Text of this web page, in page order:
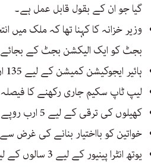
گیا جو ان کے بقول قابل عمل ہے۔
وزیر خزانہ کا کہنا تھا کہ ملک میں
بجٹ کو ایک الیکشن بجٹ کے بجائے
ہائیر ایجوکیشن کمیشن کے لیے 135 ارب روپے مختص کیے گئے ہیں۔
لیپ ٹاپ سکیم جاری رکھنے کا فیصلہ
کھیلوں کی ترقی کے لیے 5 ارب روپے رکھے گئے ہیں۔
خواتین کو بااختیار بنانے کی غرض سے 5 ارب رکھے گئے ہیں۔